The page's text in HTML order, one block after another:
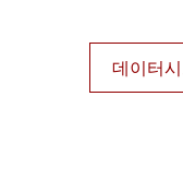
데이터